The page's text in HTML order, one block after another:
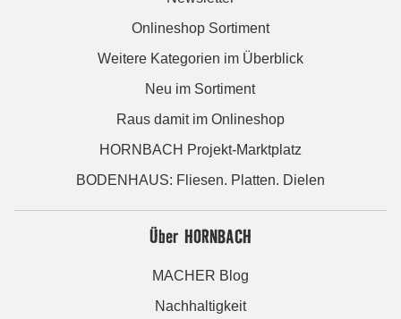
Onlineshop Sortiment
Weitere Kategorien im Überblick
Neu im Sortiment
Raus damit im Onlineshop
HORNBACH Projekt-Marktplatz
BODENHAUS: Fliesen. Platten. Dielen
Über HORNBACH
MACHER Blog
Nachhaltigkeit